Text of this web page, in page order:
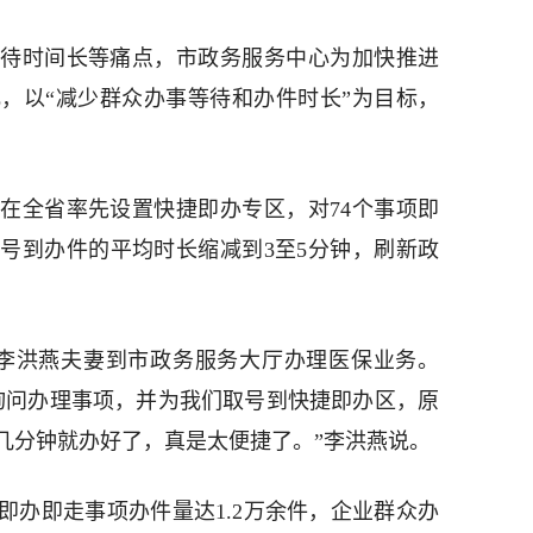
时间长等痛点，市政务服务中心为加快推进
以“减少群众办事等待和办件时长”为目标，
全省率先设置快捷即办专区，对74个事项即
到办件的平均时长缩减到3至5分钟，刷新政
洪燕夫妻到市政务服务大厅办理医保业务。
办理事项，并为我们取号到快捷即办区，原
钟就办好了，真是太便捷了。”李洪燕说。
办即走事项办件量达1.2万余件，企业群众办